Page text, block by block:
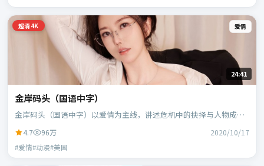
超清4K 爱情
24:41
金岸码头（国语中字）
金岸码头（国语中字）以爱情为主线，讲述危机中的抉择与人物成
4.7 96万 2020/10/17
#爱情#动漫#美国